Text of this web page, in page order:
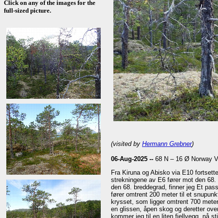
Click on any of the images for the
full-sized picture.
(visited by Hermann Grebner)
06-Aug-2025 -- 68 N – 16 Ø Norway
Fra Kiruna og Abisko via E10
strekningene av E6 fører mot den
den 68. breddegrad, finner jeg Et
fører omtrent 200 meter til et
krysset, som ligger omtrent 700
en glissen, åpen skog og deretter
kommer jeg til en liten fjellvegg, nå